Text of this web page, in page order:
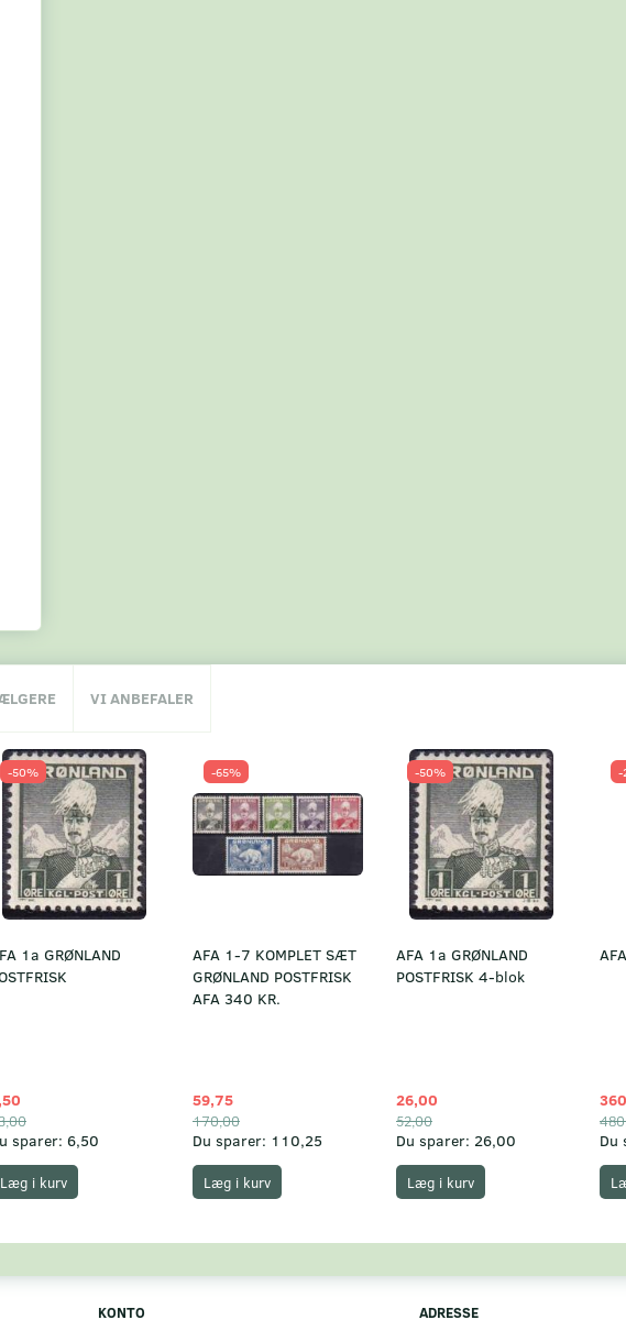
VI ANBEFALER
-50%
1a GRØNLAND
sparer: 6,50
Læg i kurv
-65%
AFA 1-7 KOMPLET SÆT
GRØNLAND POSTFRISK
AFA 340 KR.
59,75
170,00
Du sparer: 110,25
Læg i kurv
-50%
AFA 1a GRØNLAND
POSTFRISK 4-blok
26,00
52,00
Du sparer: 26,00
Læg i kurv
-
Du
KONTO ADRESSE